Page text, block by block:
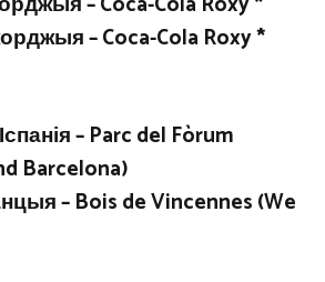
– Coca-Cola Roxy *
– Parc del Fòrum
Barcelona)
– Bois de Vincennes (We